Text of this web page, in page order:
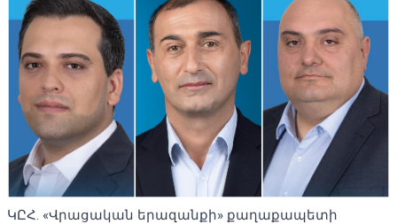
ԿԸՀ. «Վրացական երազանքի» քաղաքապետի